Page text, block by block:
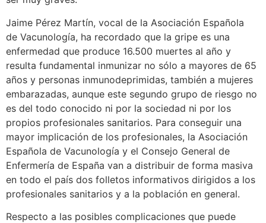
Jaime Pérez Martín, vocal de la Asociación Española
de Vacunología, ha recordado que la gripe es una
enfermedad que produce 16.500 muertes al año y
resulta fundamental inmunizar no sólo a mayores de 65
años y personas inmunodeprimidas, también a mujeres
embarazadas, aunque este segundo grupo de riesgo no
es del todo conocido ni por la sociedad ni por los
propios profesionales sanitarios. Para conseguir una
mayor implicación de los profesionales, la Asociación
Española de Vacunología y el Consejo General de
Enfermería de España van a distribuir de forma masiva
en todo el país dos folletos informativos dirigidos a los
profesionales sanitarios y a la población en general.
Respecto a las posibles complicaciones que puede